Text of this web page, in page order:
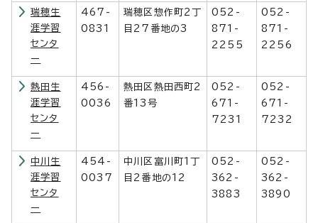
瑞穂生
涯学習
センタ
ー
467-
0831
瑞穂区惣作町2丁
目27番地の3
052-
871-
2255
052-
871-
2256
熱田生
涯学習
センタ
ー
456-
0036
熱田区熱田西町2
番13号
052-
671-
7231
052-
671-
7232
中川生
涯学習
センタ
ー
454-
0037
中川区富川町1丁
目2番地の12
052-
362-
3883
052-
362-
3890